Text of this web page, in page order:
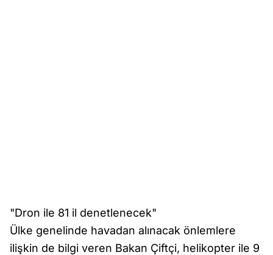
"Dron ile 81 il denetlenecek"
Ülke genelinde havadan alınacak önlemlere
ilişkin de bilgi veren Bakan Çiftçi, helikopter ile 9